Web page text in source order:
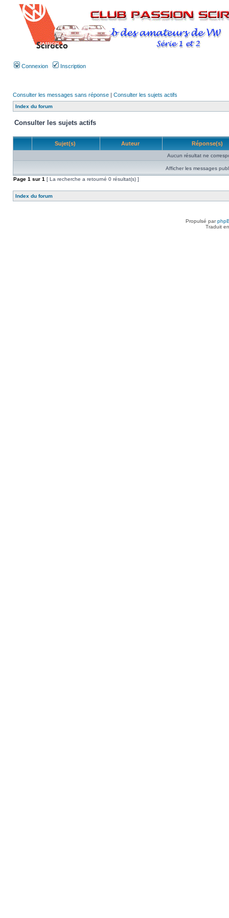
Connexion Inscription
Consulter les messages sans réponse | Consulter les sujets actifs
Index du forum
Consulter les sujets actifs
Sujet(s) Auteur Réponse(s)
Aucun résultat ne
Afficher les messages
Page 1 sur 1 [ La recherche a retourné 0 résultat(s) ]
Index du forum
Propulsé par
Traduit